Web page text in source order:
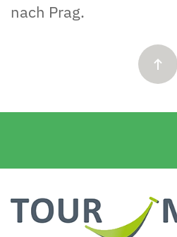
nach Prag.